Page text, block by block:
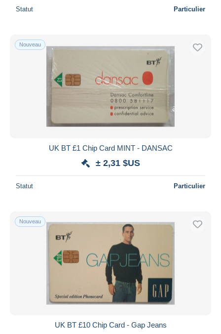
Statut Particulier
Nouveau
UK BT £1 Chip Card MINT - DANSAC
± 2,31 $US
Statut Particulier
Nouveau
UK BT £10 Chip Card - Gap Jeans